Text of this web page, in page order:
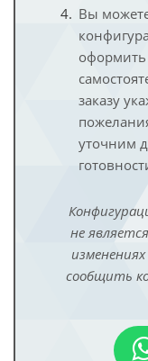
Вы
оформить
заказу
уточним
не
сообщить